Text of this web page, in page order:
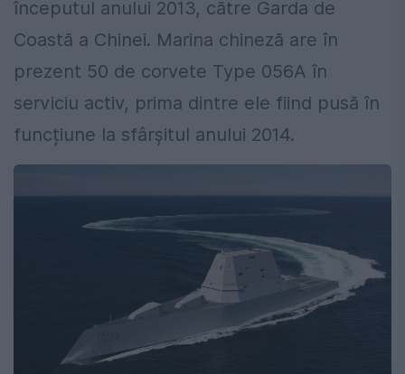
începutul anului 2013, către Garda de
Coastă a Chinei. Marina chineză are în
prezent 50 de corvete Type 056A în
serviciu activ, prima dintre ele fiind pusă în
funcțiune la sfârșitul anului 2014.